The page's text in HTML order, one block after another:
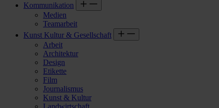
Kommunikation
Medien
Teamarbeit
Kunst Kultur & Gesellschaft
Arbeit
Architektur
Design
Etikette
Film
Journalismus
Kunst & Kultur
Landwirtschaft